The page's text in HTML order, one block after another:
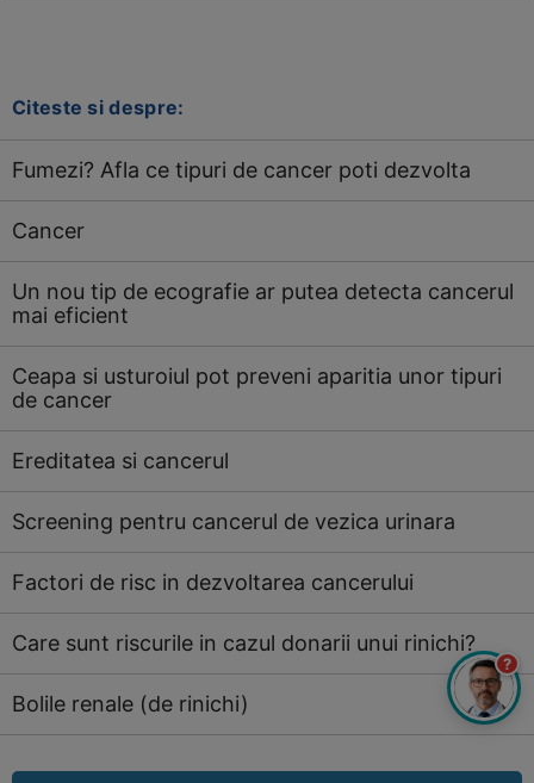
Citeste si despre:
Fumezi? Afla ce tipuri de cancer poti dezvolta
Cancer
Un nou tip de ecografie ar putea detecta cancerul
mai eficient
Ceapa si usturoiul pot preveni aparitia unor tipuri
de cancer
Ereditatea si cancerul
Screening pentru cancerul de vezica urinara
Factori de risc in dezvoltarea cancerului
Care sunt riscurile in cazul donarii unui rinichi?
Bolile renale (de rinichi)
?